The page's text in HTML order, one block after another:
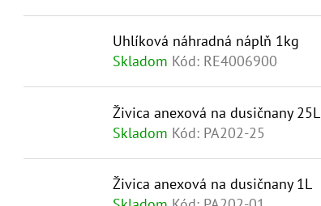
Uhlíková náhradná náplň 1kg
Skladom Kód: RE4006900
Živica anexová na dusičnany 25L
Skladom Kód: PA202-25
Živica anexová na dusičnany 1L